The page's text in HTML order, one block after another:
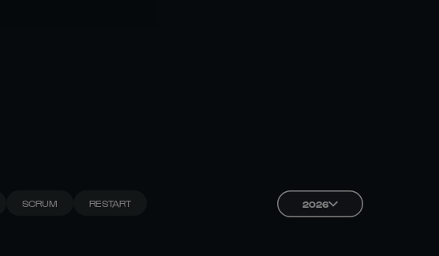
SCRUM RESTART 2026